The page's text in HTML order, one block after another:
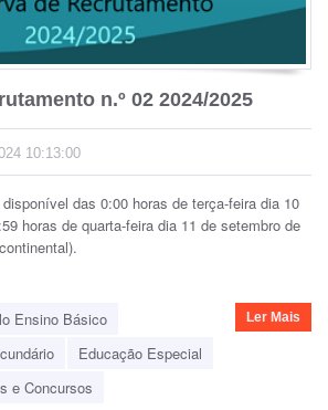
n.º 02 2024/2025
10:13:00
das 0:00 horas de terça-feira dia 10
horas de quarta-feira dia 11 de setembro de
Ensino Básico
Educação Especial
e Concursos
Ler Mais